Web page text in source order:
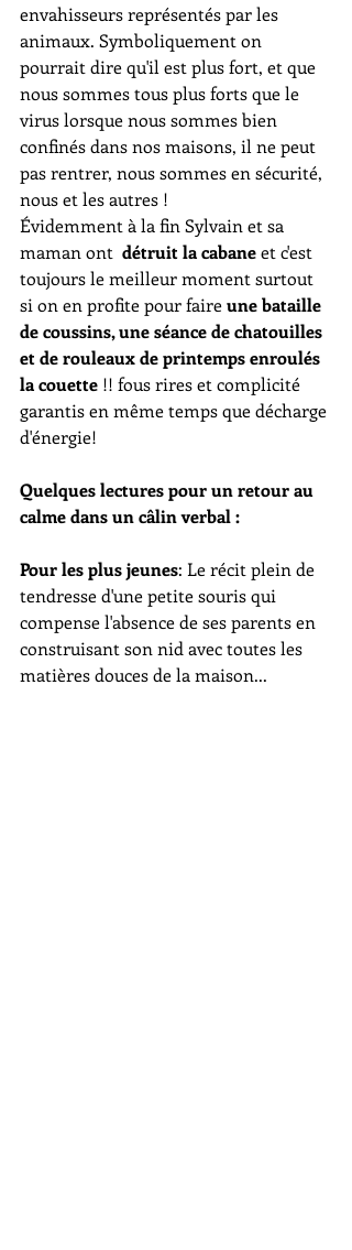
envahisseurs représentés par les
animaux. Symboliquement on
pourrait dire qu'il est plus fort, et que
nous sommes tous plus forts que le
virus lorsque nous sommes bien
confinés dans nos maisons, il ne peut
pas rentrer, nous sommes en sécurité,
nous et les autres !
Évidemment à la fin Sylvain et sa
maman ont détruit la cabane et c'est
toujours le meilleur moment surtout
si on en profite pour faire une bataille
de coussins, une séance de chatouilles
et de rouleaux de printemps enroulés
la couette !! fous rires et complicité
garantis en même temps que décharge
d'énergie!
Quelques lectures pour un retour au
calme dans un câlin verbal :
Pour les plus jeunes: Le récit plein de
tendresse d'une petite souris qui
compense l'absence de ses parents en
construisant son nid avec toutes les
matières douces de la maison...